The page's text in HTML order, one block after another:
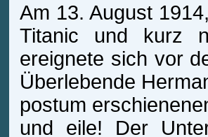
Am 13. August
Titanic und kurz
ereignete sich vor
Überlebende
postum
und eile! Der